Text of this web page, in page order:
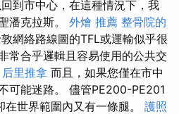
到市中心，在這種情況下，我
潘克拉斯。 外燴 推薦 整骨院的
網絡路線圖的TFL或運輸似乎很
常合乎邏輯且容易使用的公共交
后里推拿 而且，如果您僅在市中
可能迷路。 儘管PE200-PE201
世界範圍內又有一條腿。 護照